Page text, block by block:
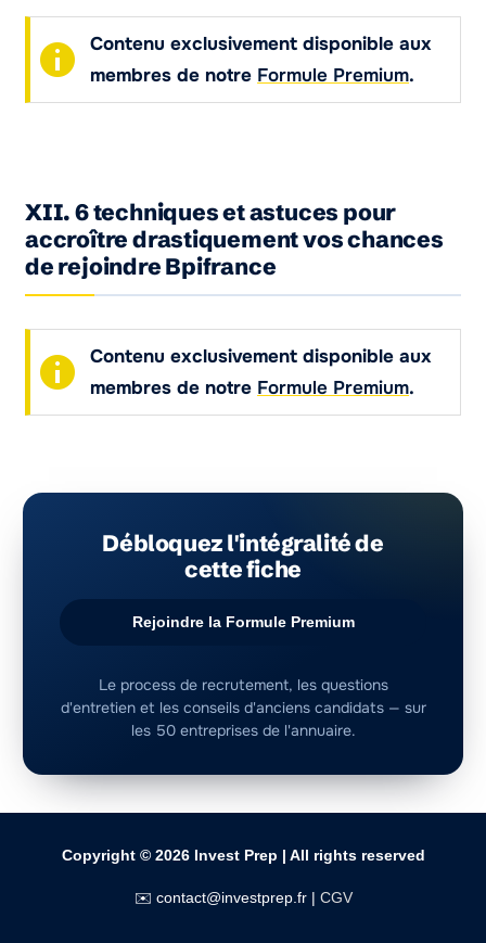
Contenu exclusivement disponible aux
membres de notre Formule Premium.
XII. 6 techniques et astuces pour
accroître drastiquement vos chances
de rejoindre Bpifrance
Contenu exclusivement disponible aux
membres de notre Formule Premium.
Rejoindre la Formule Premium
Copyright © 2026 Invest Prep | All rights reserved
✉️ contact@investprep.fr | CGV